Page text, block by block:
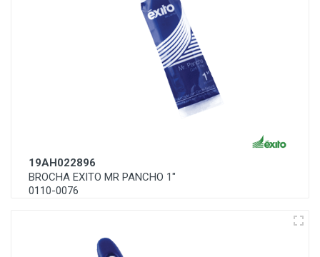
19AH022896
BROCHA EXITO MR PANCHO 1"
0110-0076